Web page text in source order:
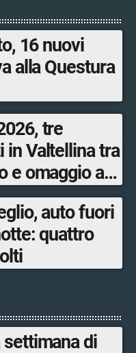
16 nuovi
alla Questura
tre
in Valtellina tra
e omaggio a
auto fuori
quattro
settimana di